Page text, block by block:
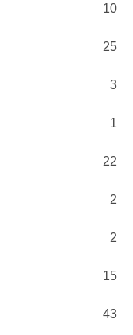
10
25
3
1
22
2
2
15
43